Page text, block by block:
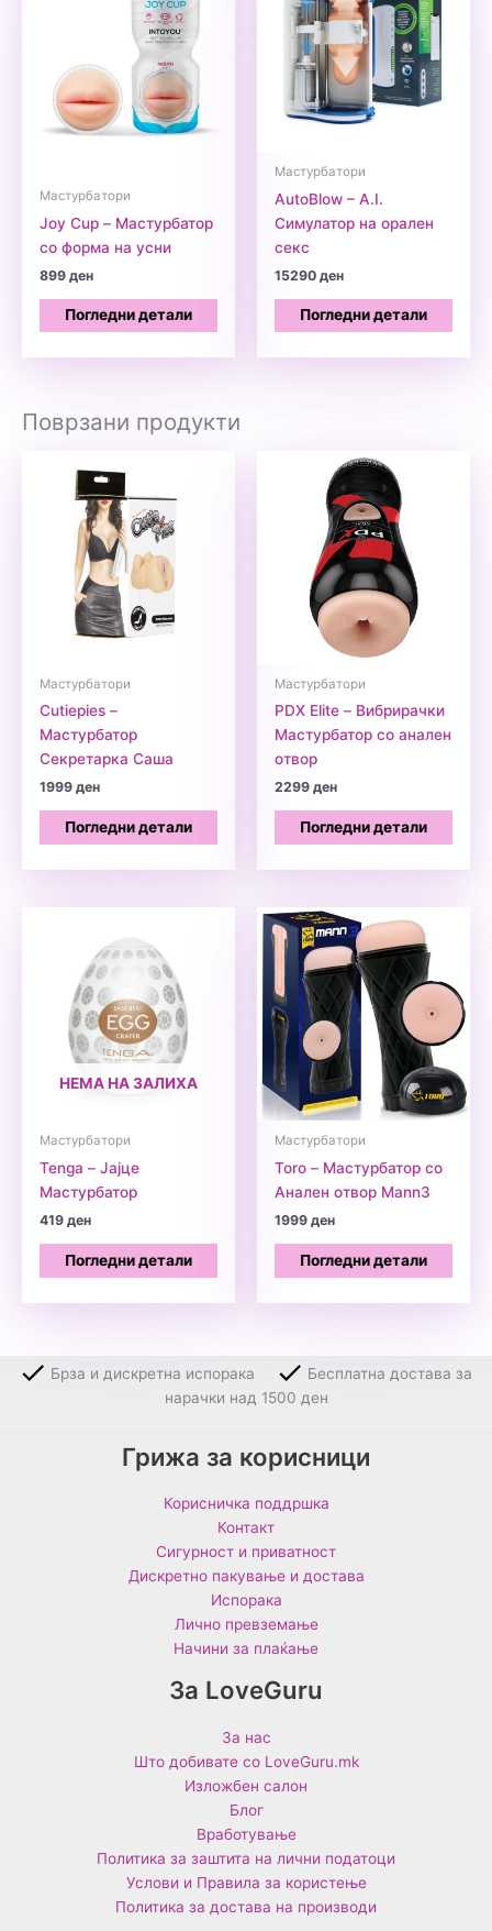
Мастурбатори
Joy Cup – Мастурбатор
со форма на усни
899ден
Погледни детали
Мастурбатори
AutoBlow – A.I.
Симулатор на орален
секс
15290ден
Погледни детали
Поврзани продукти
Мастурбатори
Cutiepies –
Мастурбатор
Секретарка Саша
1999ден
Погледни детали
Мастурбатори
PDX Elite – Вибрирачки
Мастурбатор со анален
отвор
2299ден
Погледни детали
НЕМА НА ЗАЛИХА
Мастурбатори
Tenga – Јајце
Мастурбатор
419ден
Погледни детали
Мастурбатори
Toro – Мастурбатор со
Анален отвор Mann3
1999ден
Погледни детали
Брза и дискретна испорака
Бесплатна достава за
нарачки над 1500 ден
Грижа за корисници
Корисничка поддршка
Контакт
Сигурност и приватност
Дискретно пакување и достава
Испорака
Лично превземање
Начини за плаќање
За LoveGuru
За нас
Што добивате со LoveGuru.mk
Изложбен салон
Блог
Вработување
Политика за заштита на лични податоци
Услови и Правила за користење
Политика за достава на производи